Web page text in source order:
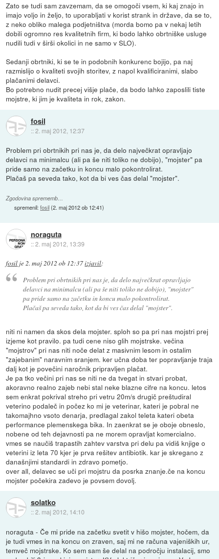
Zato se tudi sam zavzemam, da se omogoči vsem, ki kaj znajo in
imajo voljo in željo, to uporabljati v korist strank in države, da se to,
z neko obliko malega podjetništva (morda bomo pa v nekaj letih
dobili ogromno res kvalitetnih firm, ki bodo lahko obrtniške usluge
nudili tudi v širši okolici in ne samo v SLO).
Sedanji obrtniki, ki se te in podobnih konkurenc bojijo, pa naj
razmislijo o kvaliteti svojih storitev, z napol kvalificiranimi, slabo
plačanimi delavci.
Bo potrebno nudit precej višje plače, da bodo lahko zaposlili tiste
mojstre, ki jim je kvaliteta in rok, zakon.
fosil
::2. maj 2012, 12:37
Problem pri obrtnikih pri nas je, da delo največkrat opravljajo
delavci na minimalcu (ali pa še niti toliko ne dobijo), "mojster" pa
pride samo na začetku in koncu malo pokontrolirat.
Plačaš pa seveda tako, kot da bi ves čas delal "mojster".
Zgodovina sprememb…
spremenil:fosil(2. maj 2012 ob 12:41)
noraguta
::2. maj 2012, 13:39
fosil je2. maj 2012 ob 12:37izjavil:
Problem pri obrtnikih pri nas je, da delo največkrat opravljajo
delavci na minimalcu (ali pa še niti toliko ne dobijo), "mojster"
pa pride samo na začetku in koncu malo pokontrolirat.
Plačaš pa seveda tako, kot da bi ves čas delal "mojster".
niti ni namen da skos dela mojster. sploh so pa pri nas mojstri prej
izjeme kot pravilo. pa tudi cene niso glih mojstrske. večina
"mojstrov" pri nas niti noče delat z masivnim lesom in ostalim
"zajebanim" naravnim sranjem. ker učna doba ter popravljanje traja
dalj kot je povečini naročnik pripravljen plačat.
Je pa tko večini pri nas se niti ne da tvegat in stvari probat,
akoravno realno zajeb nebi stal neke blazne cifre na koncu. letos
sem enkrat pokrival streho pri vetru 20m/s drugič preštudiral
veterino podaleč in počez ko mi je veterinar, kateri je pobral ne
takomajhno vsoto denarja, predlagal zakol teleta kateri obeta
performance plemenskega bika. In zaenkrat se je oboje obneslo,
nobene od teh dejavnosti pa ne morem opravljat komercialno.
vmes se naučiš trapastih zahtev varstva pri delu pa vidiš knjige o
veterini iz leta 70 kjer je prva rešitev antibiotik. kar je skregano z
današnjimi standardi in zdravo pometjo.
over all, delavec se uči pri mojstru da posrka znanje.če na koncu
mojster počekira zadevo je povsem dovolj.
solatko
::2. maj 2012, 14:10
noraguta - Če mi pride na začetku svetit v hišo mojster, hočem, da
je tudi vmes in na koncu on zraven, saj mi ne računa vajeniških ur,
temveč mojstrske. Ko sem sam še delal na področju instalacij, smo